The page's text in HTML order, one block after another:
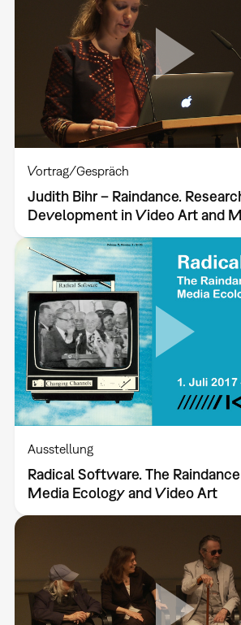
Vortrag/Gespräch
Judith Bihr – Raindance.
Development in Video Art and
Ausstellung
Radical Software. The
Media Ecology and Video Art